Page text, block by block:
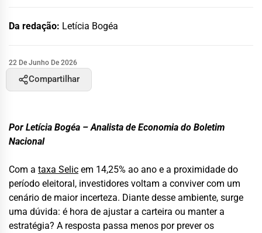
Da redação: Letícia Bogéa
22 De Junho De 2026
Compartilhar
Por Letícia Bogéa – Analista de Economia do Boletim
Nacional
Com a taxa Selic em 14,25% ao ano e a proximidade do
período eleitoral, investidores voltam a conviver com um
cenário de maior incerteza. Diante desse ambiente, surge
uma dúvida: é hora de ajustar a carteira ou manter a
estratégia? A resposta passa menos por prever os